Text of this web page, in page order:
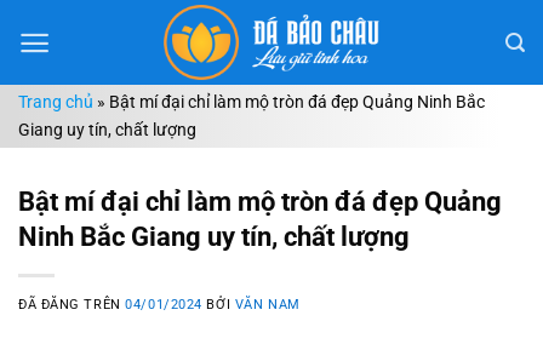
đến
dungTrang chủ » Bật mí đại chỉ làm mộ tròn đá đẹp Quảng Ninh Bắc
Giang uy tín, chất lượng
Bật mí đại chỉ làm mộ tròn đá đẹp Quảng
Ninh Bắc Giang uy tín, chất lượng
ĐÃ ĐĂNG TRÊN04/01/2024 BỞI VĂN NAM